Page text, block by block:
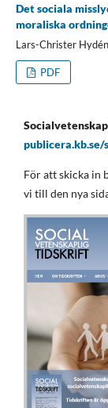
Det sociala
moraliska
Lars-Christer Hydén
PDF
publicera.kb.se/
För att skicka in
vi till den nya